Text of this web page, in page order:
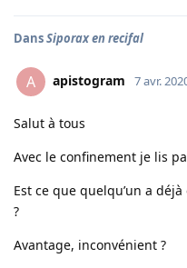
DansSiporax en recifal
A apistogram 7 avr.
Salut à tous
Avec le confinement je lis
Est ce que quelqu’un a
?
Avantage, inconvénient ?